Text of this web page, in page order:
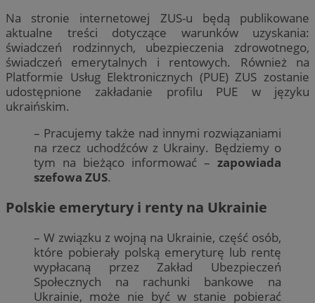
Na stronie internetowej ZUS-u będą publikowane
aktualne treści dotyczące warunków uzyskania:
świadczeń rodzinnych, ubezpieczenia zdrowotnego,
świadczeń emerytalnych i rentowych. Również na
Platformie Usług Elektronicznych (PUE) ZUS zostanie
udostępnione zakładanie profilu PUE w języku
ukraińskim.
– Pracujemy także nad innymi rozwiązaniami
na rzecz uchodźców z Ukrainy. Będziemy o
tym na bieżąco informować – zapowiada
szefowa ZUS.
Polskie emerytury i renty na Ukrainie
– W związku z wojną na Ukrainie, część osób,
które pobierały polską emeryturę lub rentę
wypłacaną przez Zakład Ubezpieczeń
Społecznych na rachunki bankowe na
Ukrainie, może nie być w stanie pobierać